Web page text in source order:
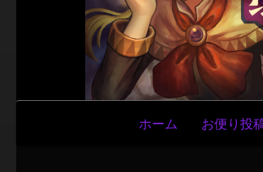
ホーム お便り投